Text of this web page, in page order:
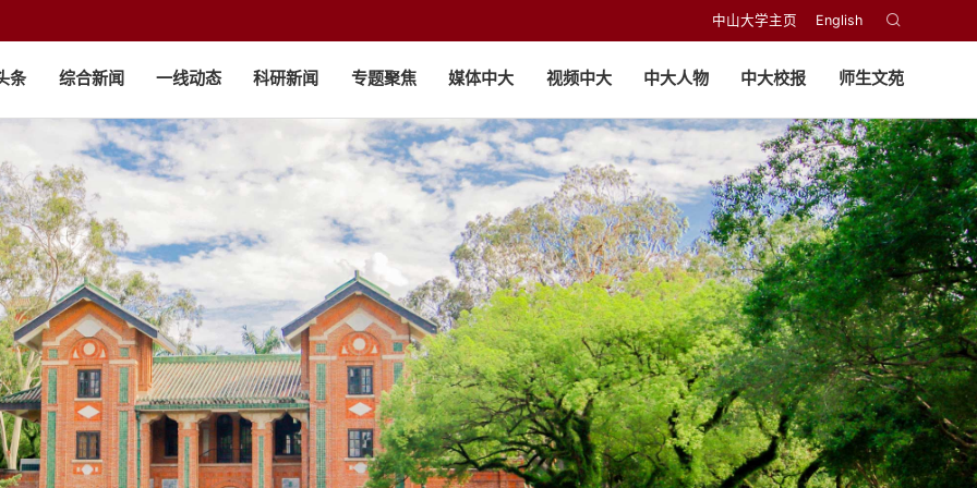
中山大学主页 English
条 综合新闻 一线动态 科研新闻 专题聚焦 媒体中大 视频中大 中大人物 中大校报 师生文苑